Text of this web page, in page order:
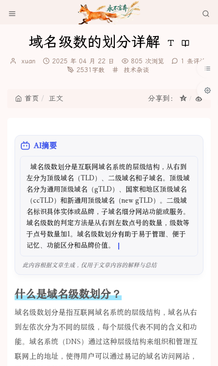
域名级数的划分详解
博
xuan
发
2025 年 04 月 22 日 805 次浏览
1 条评论
2531字数
分
技术杂谈
首页 正文 分享到：
AI摘要
左分为顶级域名（TLD）、二级域名和子域名。顶级域
名分为通用顶级域名（gTLD）、国家和地区顶级域名
（ccTLD）和新通用顶级域名（new gTLD）。二级域
名标识具体实体或品牌，子域名细分网站功能或服务。
域名级数的判定方法是从右到左数点号的数量，级数等
于点号数量加1。域名级数划分有助于易于管理、便于
记忆、功能区分和品牌价值。
此内容根据文章生成，仅用于文章内容的解释与总结
什么是域名级数划分？
域名级数划分是指互联网域名系统的层级结构，域名从右
到左依次分为不同的层级，每个层级代表不同的含义和功
能。域名系统（DNS）通过这种层级结构来组织和管理互
联网上的地址，使得用户可以通过易记的域名访问网站，